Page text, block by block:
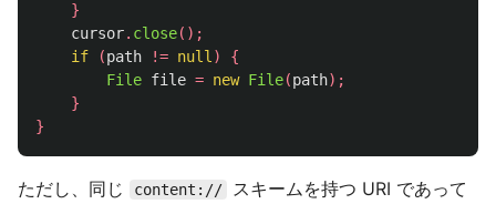
}
cursor. close();
if
(path != null )
{
File file = new File(path);
}
}
ただし、同じ content:// スキームを持つ URI であって